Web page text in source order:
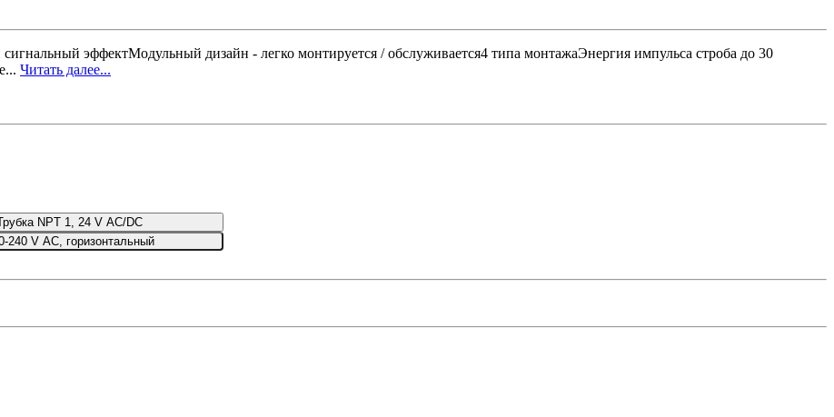
эффектМодульный дизайн - легко монтируется / обслуживается4 типа монтажаЭнергия импульса строба до 30
Читать далее...
NPT 1, 24 V AC/DC
240 V AC, горизонтальный